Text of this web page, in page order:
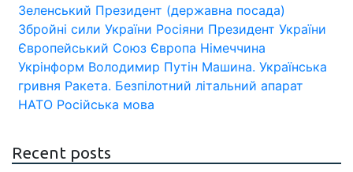
Зеленський Президент (державна посада)
Збройні сили України Росіяни Президент України
Європейський Союз Європа Німеччина
Укрінформ Володимир Путін Машина. Українська
гривня Ракета. Безпілотний літальний апарат
НАТО Російська мова
Recent posts